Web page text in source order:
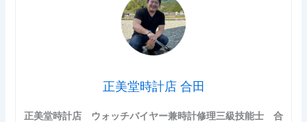
正美堂時計店 合田
正美堂時計店 ウォッチバイヤー兼時計修理三級技能士 合